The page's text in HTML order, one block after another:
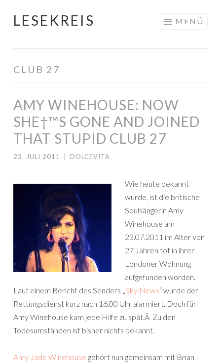
Springe
LESEKREIS MENÜ
CLUB 27
AMY WINEHOUSE: NOW
SHE†™S GONE AND JOINED
THAT STUPID CLUB 27
23. JULI 2011 DOLCEVITA
Wie heute bekannt
wurde, ist die britische
Soulsängerin Amy
Winehouse am
23.07.2011 im Alter von
27 Jahren tot in ihrer
Londoner Wohnung
aufgefunden worden.
Laut einem Bericht des Senders „Sky News“ wurde der
Rettungsdienst kurz nach 16.00 Uhr alarmiert. Doch für
Amy Winehouse kam jede Hilfe zu spät.Â Zu den
Todesumständen ist bisher nichts bekannt.
Amy Jade Winehouse gehört nun gemeinsam mit Brian